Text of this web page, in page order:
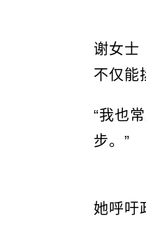
谢女士
不仅能
“我也
步。”
她呼吁